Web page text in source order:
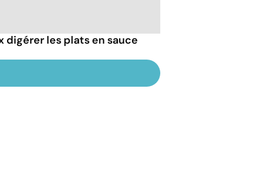
digérer les plats en sauce